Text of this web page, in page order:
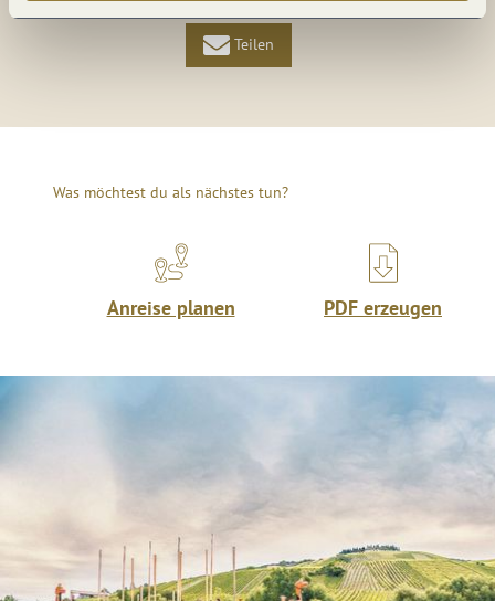
Teilen
Was möchtest du als nächstes tun?
Anreise planen PDF erzeugen